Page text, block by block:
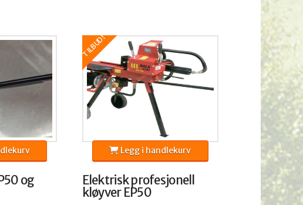
og
TILBUD!
Elektrisk profesjonell
kløyver EP50
Legg i handlekurv